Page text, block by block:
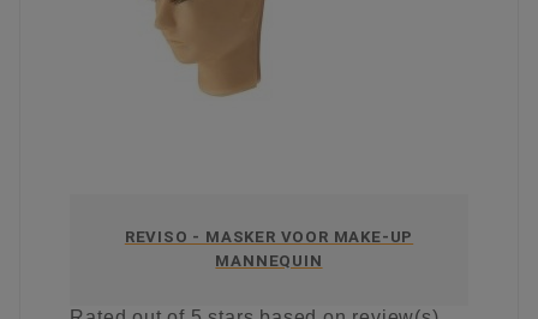
REVISO - MASKER VOOR MAKE-UP
MANNEQUIN